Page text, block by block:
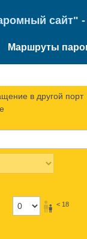
сайт" -
Маршруты
в другой порт
< 18